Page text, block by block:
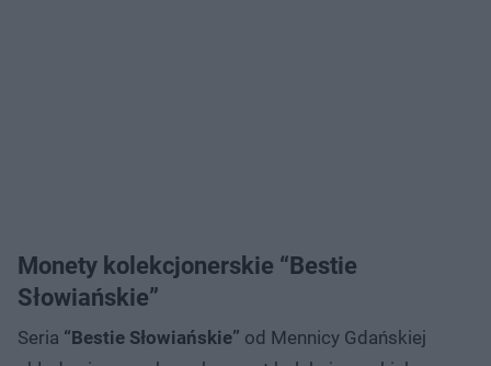
Monety kolekcjonerskie “Bestie
Słowiańskie”
Seria “Bestie Słowiańskie” od Mennicy Gdańskiej